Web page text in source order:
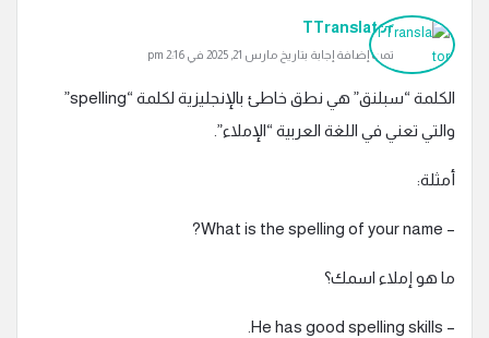
TTranslator
تمت إضافة إجابة بتاريخ مارس 21, 2025 في 2:16 pm
الكلمة “سبلنق” هي نطق خاطئ بالإنجليزية لكلمة “spelling”
والتي تعني في اللغة العربية “الإملاء”.
أمثلة:
– What is the spelling of your name?
ما هو إملاء اسمك؟
– He has good spelling skills.